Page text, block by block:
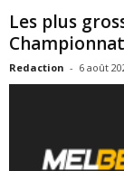
Les plus
Redaction - 6 août